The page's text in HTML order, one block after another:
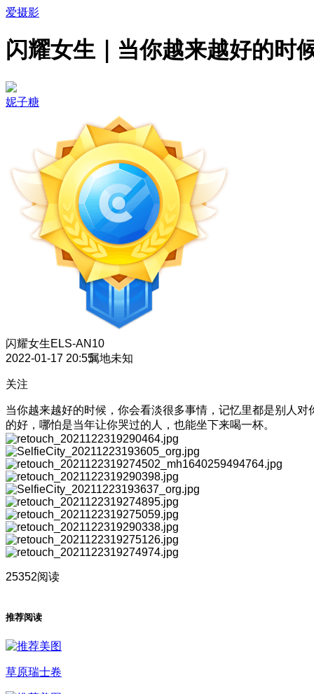
爱摄影
闪耀女生｜当你越来越好的时
妮子糖
闪耀女生ELS-AN10
2022-01-17 20:55属地未知
关注
当你越来越好的时候，你会看淡很多事情，记忆里都是别人对
的好，哪怕是当年让你哭过的人，也能坐下来喝一杯。
25352阅读
推荐阅读
草原瑞士卷